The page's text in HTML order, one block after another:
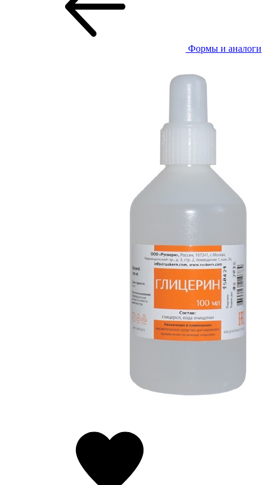
Формы и аналоги